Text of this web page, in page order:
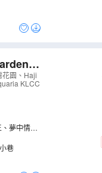
花園、Haji
KLCC
夢中情
色小巷